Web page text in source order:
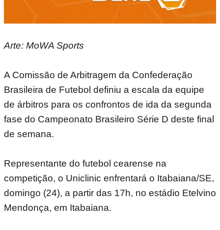
Arte: MoWA Sports
A Comissão de Arbitragem da Confederação
Brasileira de Futebol definiu a escala da equipe
de árbitros para os confrontos de ida da segunda
fase do Campeonato Brasileiro Série D deste final
de semana.
Representante do futebol cearense na
competição, o Uniclinic enfrentará o Itabaiana/SE,
domingo (24), a partir das 17h, no estádio Etelvino
Mendonça, em Itabaiana.